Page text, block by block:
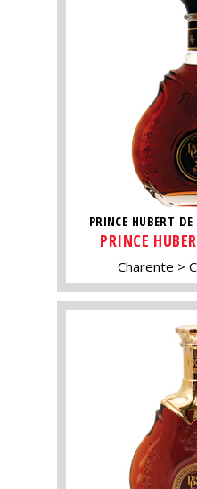
PRINCE HUBERT
PRINCE
Charente